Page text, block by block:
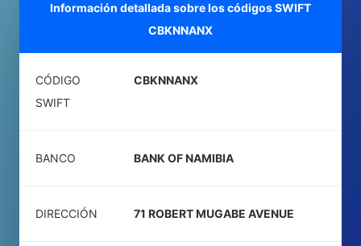
Información detallada sobre los códigos SWIFT
CBKNNANX
CÓDIGO
SWIFT
CBKNNANX
BANCO BANK OF NAMIBIA
DIRECCIÓN 71 ROBERT MUGABE AVENUE